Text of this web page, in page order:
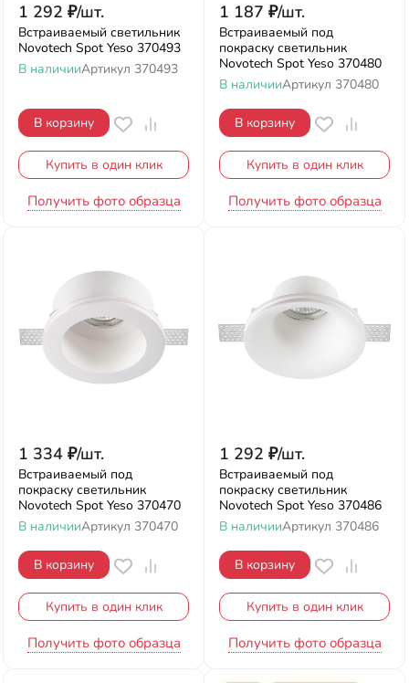
1 292 ₽/шт.
Встраиваемый светильник
Novotech Spot Yeso 370493
В наличииАртикул 370493
В корзину
Купить в один клик
Получить фото образца
1 187 ₽/шт.
Встраиваемый под
покраску светильник
Novotech Spot Yeso 370480
В наличииАртикул 370480
В корзину
Купить в один клик
Получить фото образца
1 334 ₽/шт.
Встраиваемый под
покраску светильник
Novotech Spot Yeso 370470
В наличииАртикул 370470
В корзину
Купить в один клик
Получить фото образца
1 292 ₽/шт.
Встраиваемый под
покраску светильник
Novotech Spot Yeso 370486
В наличииАртикул 370486
В корзину
Купить в один клик
Получить фото образца